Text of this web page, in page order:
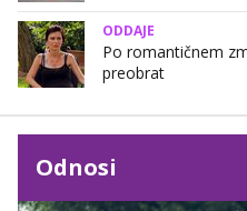
ODDAJE
Po romantičnem
preobrat
Odnosi